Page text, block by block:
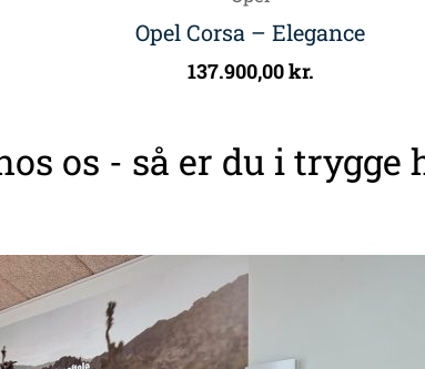
Opel Corsa – Elegance
137.900,00kr.
os - så er du i trygge